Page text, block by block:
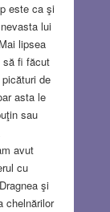
este ca şi
lui
lipsea
să fi făcut
de
asta le
sau
avut
cu
şi
chelnărilor